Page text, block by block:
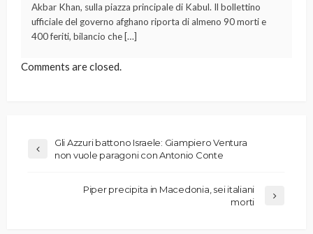
Akbar Khan, sulla piazza principale di Kabul. Il bollettino
ufficiale del governo afghano riporta di almeno 90 morti e
400 feriti, bilancio che […]
Comments are closed.
Gli Azzuri battono Israele: Giampiero Ventura
non vuole paragoni con Antonio Conte
Piper precipita in Macedonia, sei italiani
morti